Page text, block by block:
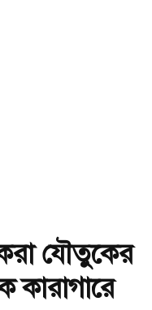
করা যৌতুকের
কারাগারে